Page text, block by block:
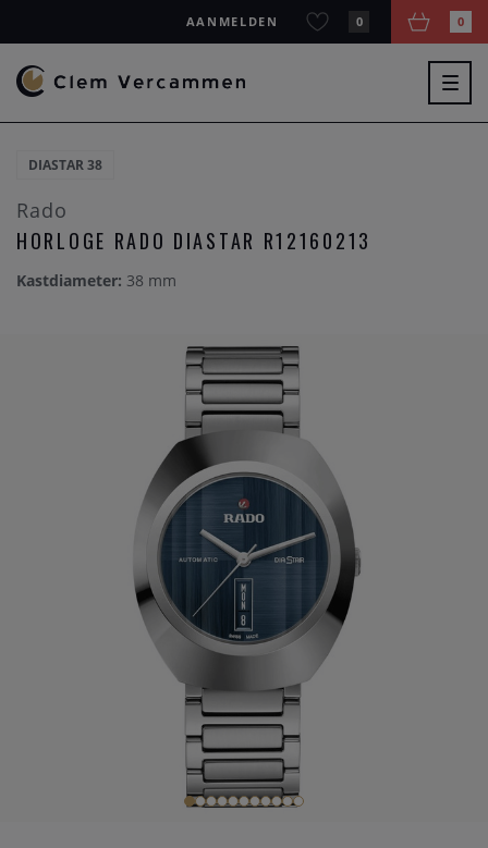
AANMELDEN 0 0
DIASTAR 38
Rado
HORLOGE RADO DIASTAR R12160213
Kastdiameter: 38 mm